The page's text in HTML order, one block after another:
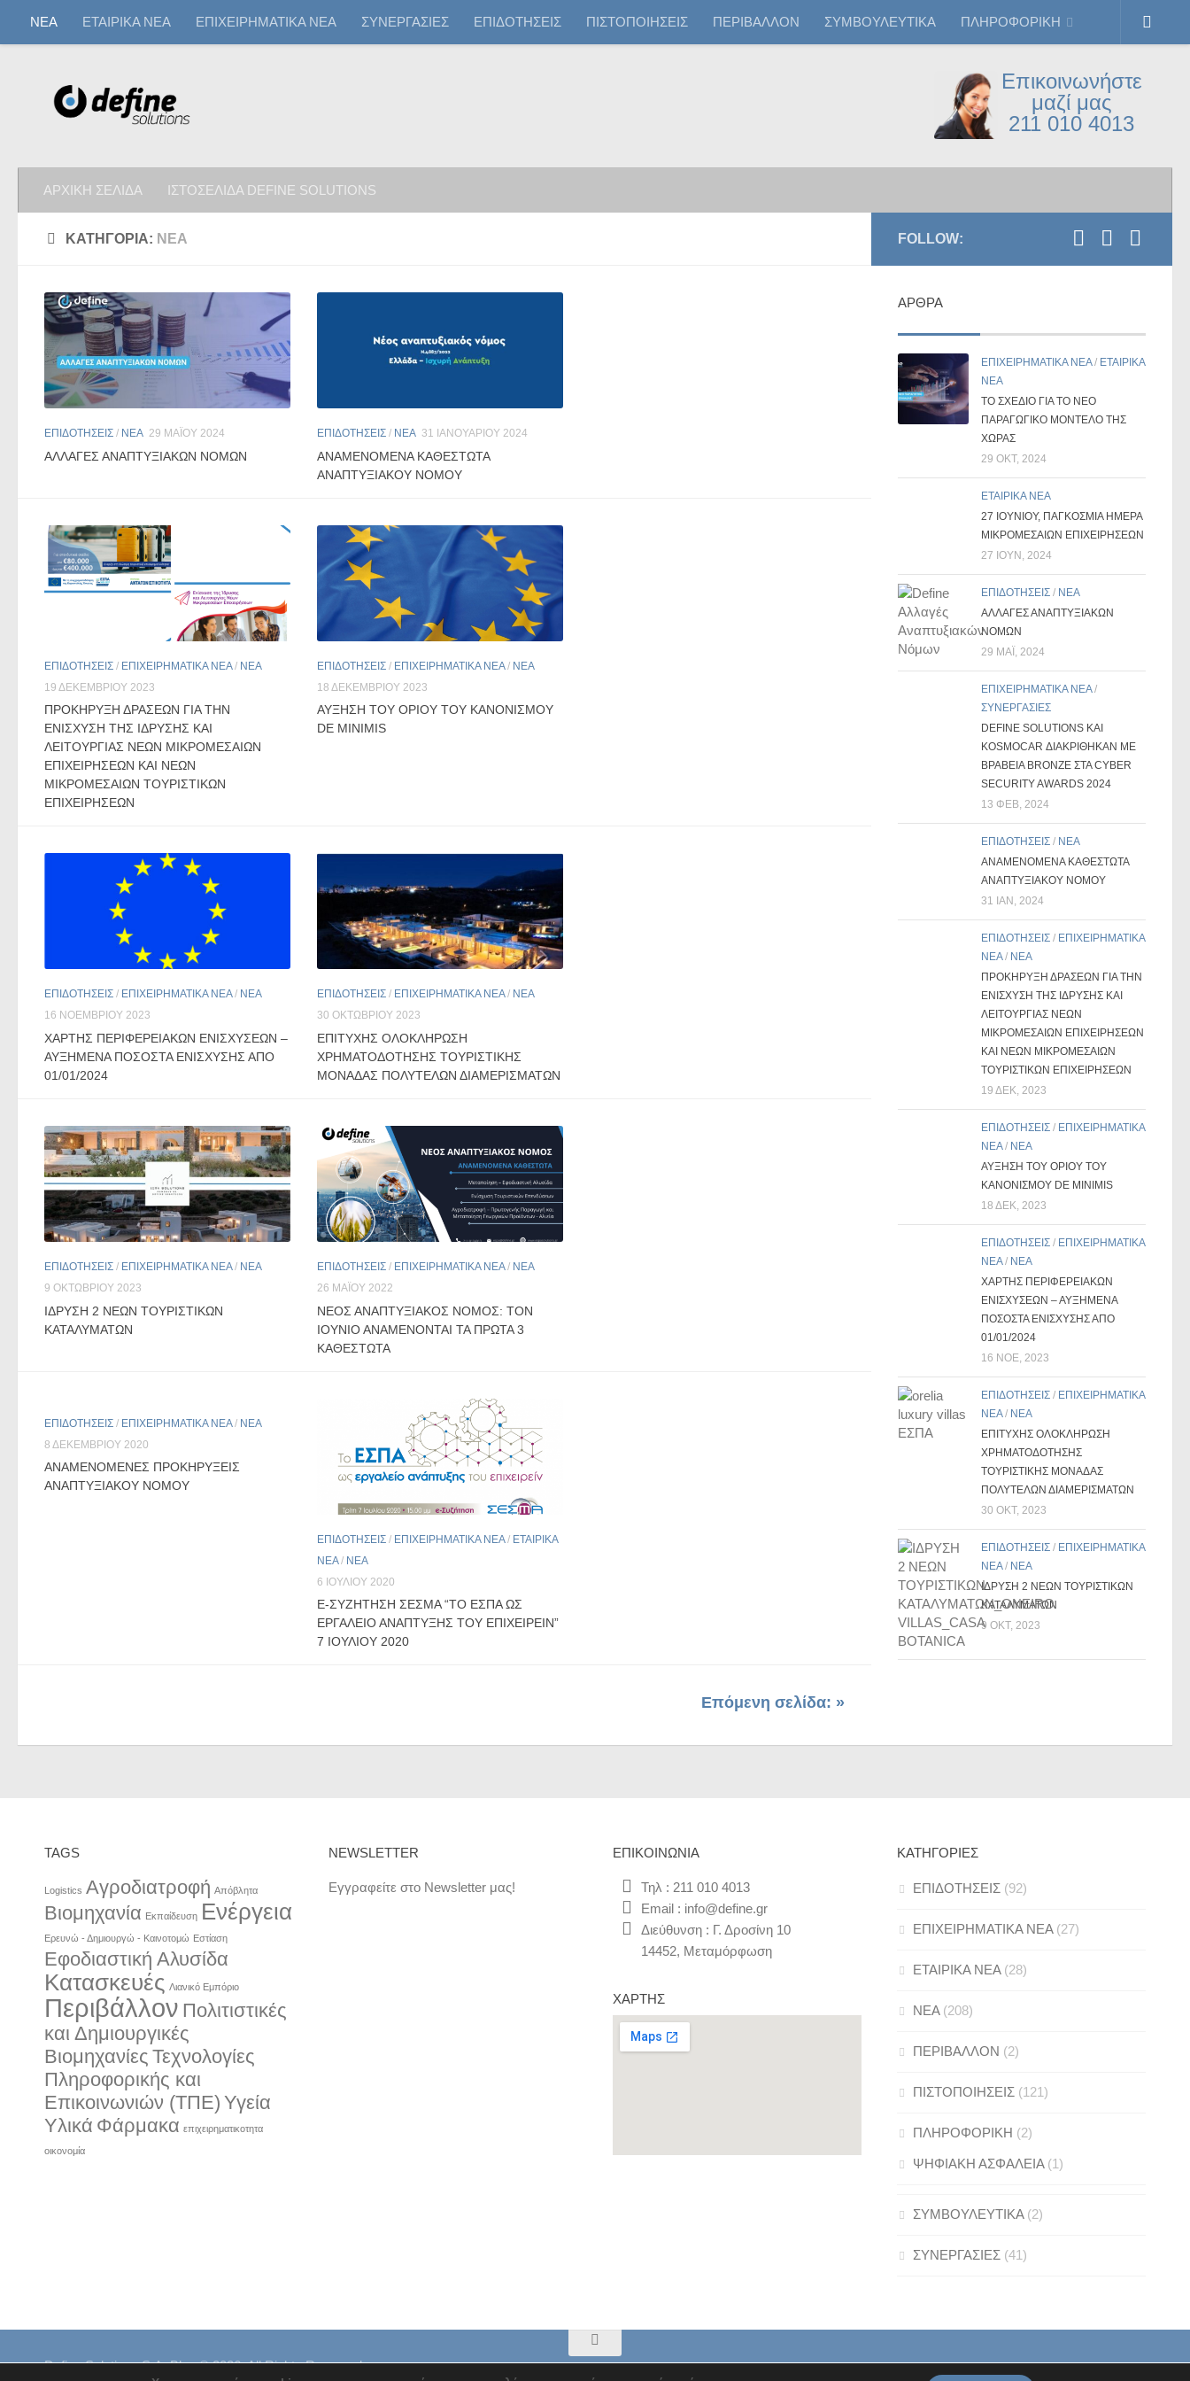
ΝΕΑ ΕΤΑΙΡΙΚΑ ΝΕΑ ΕΠΙΧΕΙΡΗΜΑΤΙΚΑ ΝΕΑ ΣΥΝΕΡΓΑΣΙΕΣ ΕΠΙΔΟΤΗΣΕΙΣ ΠΙΣΤΟΠΟΙΗΣΕΙΣ ΠΕΡΙΒΑΛΛΟΝ ΣΥΜΒΟΥΛΕΥΤΙΚΑ ΠΛΗΡΟΦΟΡΙΚΗ
Επικοινωνήστε
μαζί μας
211 010 4013
ΑΡΧΙΚΗ ΣΕΛΙΔΑ ΙΣΤΟΣΕΛΙΔΑ DEFINE SOLUTIONS
ΚΑΤΗΓΟΡΊΑ: ΝΕΑ
ΕΠΙΔΟΤΗΣΕΙΣ / ΝΕΑ 29 ΜΑΪ́ΟΥ 2024
ΑΛΛΑΓΕΣ ΑΝΑΠΤΥΞΙΑΚΩΝ ΝΟΜΩΝ
ΕΠΙΔΟΤΗΣΕΙΣ / ΝΕΑ 31 ΙΑΝΟΥΑΡΊΟΥ 2024
ΑΝΑΜΕΝΟΜΕΝΑ ΚΑΘΕΣΤΩΤΑ
ΑΝΑΠΤΥΞΙΑΚΟΥ ΝΟΜΟΥ
ΕΠΙΔΟΤΗΣΕΙΣ / ΕΠΙΧΕΙΡΗΜΑΤΙΚΑ ΝΕΑ/ ΝΕΑ
19 ΔΕΚΕΜΒΡΊΟΥ 2023
ΠΡΟΚΗΡΥΞΗ ΔΡΑΣΕΩΝ ΓΙΑ ΤΗΝ
ΕΝΙΣΧΥΣΗ ΤΗΣ ΙΔΡΥΣΗΣ ΚΑΙ
ΛΕΙΤΟΥΡΓΙΑΣ ΝΕΩΝ ΜΙΚΡΟΜΕΣΑΙΩΝ
ΕΠΙΧΕΙΡΗΣΕΩΝ ΚΑΙ ΝΕΩΝ
ΜΙΚΡΟΜΕΣΑΙΩΝ ΤΟΥΡΙΣΤΙΚΩΝ
ΕΠΙΧΕΙΡΗΣΕΩΝ
ΕΠΙΔΟΤΗΣΕΙΣ / ΕΠΙΧΕΙΡΗΜΑΤΙΚΑ ΝΕΑ/ ΝΕΑ
18 ΔΕΚΕΜΒΡΊΟΥ 2023
ΑΥΞΗΣΗ ΤΟΥ ΟΡΙΟΥ ΤΟΥ ΚΑΝΟΝΙΣΜΟΥ
DE MINIMIS
ΕΠΙΔΟΤΗΣΕΙΣ / ΕΠΙΧΕΙΡΗΜΑΤΙΚΑ ΝΕΑ/ ΝΕΑ
16 ΝΟΕΜΒΡΊΟΥ 2023
ΧΑΡΤΗΣ ΠΕΡΙΦΕΡΕΙΑΚΩΝ ΕΝΙΣΧΥΣΕΩΝ –
ΑΥΞΗΜΕΝΑ ΠΟΣΟΣΤΑ ΕΝΙΣΧΥΣΗΣ ΑΠΟ
01/01/2024
ΕΠΙΔΟΤΗΣΕΙΣ / ΕΠΙΧΕΙΡΗΜΑΤΙΚΑ ΝΕΑ/ ΝΕΑ
30 ΟΚΤΩΒΡΊΟΥ 2023
ΕΠΙΤΥΧΗΣ ΟΛΟΚΛΗΡΩΣΗ
ΧΡΗΜΑΤΟΔΟΤΗΣΗΣ ΤΟΥΡΙΣΤΙΚΗΣ
ΜΟΝΑΔΑΣ ΠΟΛΥΤΕΛΩΝ ΔΙΑΜΕΡΙΣΜΑΤΩΝ
ΕΠΙΔΟΤΗΣΕΙΣ / ΕΠΙΧΕΙΡΗΜΑΤΙΚΑ ΝΕΑ/ ΝΕΑ
9 ΟΚΤΩΒΡΊΟΥ 2023
ΙΔΡΥΣΗ 2 ΝΕΩΝ ΤΟΥΡΙΣΤΙΚΩΝ
ΚΑΤΑΛΥΜΑΤΩΝ
ΕΠΙΔΟΤΗΣΕΙΣ / ΕΠΙΧΕΙΡΗΜΑΤΙΚΑ ΝΕΑ/ ΝΕΑ
26 ΜΑΪ́ΟΥ 2022
ΝΈΟΣ ΑΝΑΠΤΥΞΙΑΚΌΣ ΝΌΜΟΣ: ΤΟΝ
ΙΟΎΝΙΟ ΑΝΑΜΈΝΟΝΤΑΙ ΤΑ ΠΡΏΤΑ 3
ΚΑΘΕΣΤΏΤΑ
ΕΠΙΔΟΤΗΣΕΙΣ / ΕΠΙΧΕΙΡΗΜΑΤΙΚΑ ΝΕΑ/ ΝΕΑ
8 ΔΕΚΕΜΒΡΊΟΥ 2020
ΑΝΑΜΕΝΟΜΕΝΕΣ ΠΡΟΚΗΡΥΞΕΙΣ
ΑΝΑΠΤΥΞΙΑΚΟΥ ΝΟΜΟΥ
ΕΠΙΔΟΤΗΣΕΙΣ / ΕΠΙΧΕΙΡΗΜΑΤΙΚΑ ΝΕΑ/ ΕΤΑΙΡΙΚΑ
ΝΕΑ/ ΝΕΑ
6 ΙΟΥΛΊΟΥ 2020
E-ΣΥΖΉΤΗΣΗ ΣΕΣΜΑ “ΤΟ ΕΣΠΑ ΩΣ
ΕΡΓΑΛΕΊΟ ΑΝΆΠΤΥΞΗΣ ΤΟΥ ΕΠΙΧΕΙΡΕΊΝ”
7 ΙΟΥΛΊΟΥ 2020
Επόμενη σελίδα: »
FOLLOW:
ΆΡΘΡΑ
ΕΠΙΧΕΙΡΗΜΑΤΙΚΑ ΝΕΑ/ ΕΤΑΙΡΙΚΑ
ΝΕΑ
ΤΟ ΣΧΈΔΙΟ ΓΙΑ ΤΟ ΝΈΟ
ΠΑΡΑΓΩΓΙΚΌ ΜΟΝΤΈΛΟ ΤΗΣ
ΧΏΡΑΣ
29 ΟΚΤ, 2024
ΕΤΑΙΡΙΚΑ ΝΕΑ
27 ΙΟΥΝΊΟΥ, ΠΑΓΚΌΣΜΙΑ ΗΜΈΡΑ
ΜΙΚΡΟΜΕΣΑΊΩΝ ΕΠΙΧΕΙΡΉΣΕΩΝ
27 ΙΟΎΝ, 2024
ΕΠΙΔΟΤΗΣΕΙΣ / ΝΕΑ
ΑΛΛΑΓΕΣ ΑΝΑΠΤΥΞΙΑΚΩΝ
ΝΟΜΩΝ
29 ΜΑΪ́, 2024
ΕΠΙΧΕΙΡΗΜΑΤΙΚΑ ΝΕΑ/
ΣΥΝΕΡΓΑΣΙΕΣ
DEFINE SOLUTIONS ΚΑΙ
KOSMOCAR ΔΙΑΚΡΊΘΗΚΑΝ ΜΕ
ΒΡΑΒΕΊΑ BRONZE ΣΤΑ CYBER
SECURITY AWARDS 2024
13 ΦΕΒ, 2024
ΕΠΙΔΟΤΗΣΕΙΣ / ΝΕΑ
ΑΝΑΜΕΝΟΜΕΝΑ ΚΑΘΕΣΤΩΤΑ
ΑΝΑΠΤΥΞΙΑΚΟΥ ΝΟΜΟΥ
31 ΙΑΝ, 2024
ΕΠΙΔΟΤΗΣΕΙΣ / ΕΠΙΧΕΙΡΗΜΑΤΙΚΑ
ΝΕΑ/ ΝΕΑ
ΠΡΟΚΗΡΥΞΗ ΔΡΑΣΕΩΝ ΓΙΑ ΤΗΝ
ΕΝΙΣΧΥΣΗ ΤΗΣ ΙΔΡΥΣΗΣ ΚΑΙ
ΛΕΙΤΟΥΡΓΙΑΣ ΝΕΩΝ
ΜΙΚΡΟΜΕΣΑΙΩΝ ΕΠΙΧΕΙΡΗΣΕΩΝ
ΚΑΙ ΝΕΩΝ ΜΙΚΡΟΜΕΣΑΙΩΝ
ΤΟΥΡΙΣΤΙΚΩΝ ΕΠΙΧΕΙΡΗΣΕΩΝ
19 ΔΕΚ, 2023
ΕΠΙΔΟΤΗΣΕΙΣ / ΕΠΙΧΕΙΡΗΜΑΤΙΚΑ
ΝΕΑ/ ΝΕΑ
ΑΥΞΗΣΗ ΤΟΥ ΟΡΙΟΥ ΤΟΥ
ΚΑΝΟΝΙΣΜΟΥ DE MINIMIS
18 ΔΕΚ, 2023
ΕΠΙΔΟΤΗΣΕΙΣ / ΕΠΙΧΕΙΡΗΜΑΤΙΚΑ
ΝΕΑ/ ΝΕΑ
ΧΑΡΤΗΣ ΠΕΡΙΦΕΡΕΙΑΚΩΝ
ΕΝΙΣΧΥΣΕΩΝ – ΑΥΞΗΜΕΝΑ
ΠΟΣΟΣΤΑ ΕΝΙΣΧΥΣΗΣ ΑΠΟ
01/01/2024
16 ΝΟΈ, 2023
ΕΠΙΔΟΤΗΣΕΙΣ / ΕΠΙΧΕΙΡΗΜΑΤΙΚΑ
ΝΕΑ/ ΝΕΑ
ΕΠΙΤΥΧΗΣ ΟΛΟΚΛΗΡΩΣΗ
ΧΡΗΜΑΤΟΔΟΤΗΣΗΣ
ΤΟΥΡΙΣΤΙΚΗΣ ΜΟΝΑΔΑΣ
ΠΟΛΥΤΕΛΩΝ ΔΙΑΜΕΡΙΣΜΑΤΩΝ
30 ΟΚΤ, 2023
ΕΠΙΔΟΤΗΣΕΙΣ / ΕΠΙΧΕΙΡΗΜΑΤΙΚΑ
ΝΕΑ/ ΝΕΑ
ΙΔΡΥΣΗ 2 ΝΕΩΝ ΤΟΥΡΙΣΤΙΚΩΝ
ΚΑΤΑΛΥΜΑΤΩΝ
9 ΟΚΤ, 2023
TAGS
Logistics Αγροδιατροφή Απόβλητα
Βιομηχανία Εκπαίδευση Ενέργεια
Ερευνώ - Δημιουργώ - Καινοτομώ Εστίαση
Εφοδιαστική Αλυσίδα
Κατασκευές Λιανικό Εμπόριο
Περιβάλλον Πολιτιστικές
και Δημιουργικές
Βιομηχανίες Τεχνολογίες
Πληροφορικής και
Επικοινωνιών (ΤΠΕ) Υγεία
Υλικά Φάρμακα επιχειρηματικοτητα
οικονομία
NEWSLETTER
Εγγραφείτε στο Newsletter μας!
ΕΠΙΚΟΙΝΩΝΊΑ
Τηλ : 211 010 4013
Email : info@define.gr
Διεύθυνση : Γ. Δροσίνη 10
14452, Μεταμόρφωση
ΧΆΡΤΗΣ
ΚΑΤΗΓΟΡΊΕΣ
ΕΠΙΔΟΤΗΣΕΙΣ(92)
ΕΠΙΧΕΙΡΗΜΑΤΙΚΑ ΝΕΑ(27)
ΕΤΑΙΡΙΚΑ ΝΕΑ(28)
ΝΕΑ(208)
ΠΕΡΙΒΑΛΛΟΝ (2)
ΠΙΣΤΟΠΟΙΗΣΕΙΣ(121)
ΠΛΗΡΟΦΟΡΙΚΗ (2)
ΨΗΦΙΑΚΗ ΑΣΦΑΛΕΙΑ(1)
ΣΥΜΒΟΥΛΕΥΤΙΚΑ(2)
ΣΥΝΕΡΓΑΣΙΕΣ(41)
Define Solutions S.A. Blog © 2026. All Rights Reserved.